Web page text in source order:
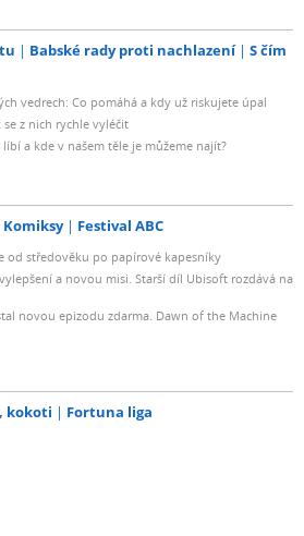
Babské rady proti nachlazení
S čím
vedrech: Co pomáhá a kdy už riskujete úpal
se z nich rychle vyléčit
a kde v našem těle je můžeme najít?
Komiksy Festival ABC
od středověku po papírové kapesníky
a novou misi. Starší díl Ubisoft rozdává na
novou epizodu zdarma. Dawn of the Machine
kokoti Fortuna liga